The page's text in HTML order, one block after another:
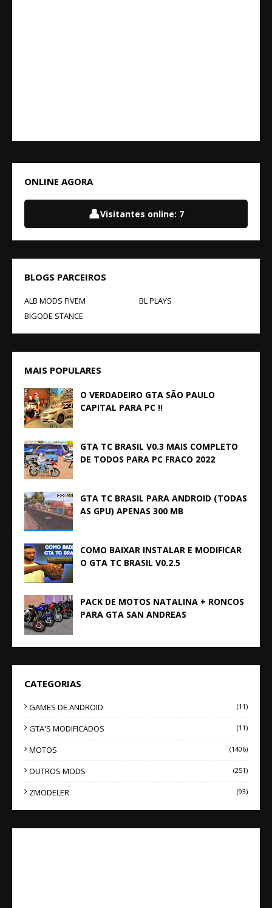
ONLINE AGORA
👤Visitantes online: 7
BLOGS PARCEIROS
ALB MODS FIVEM
BL PLAYS
BIGODE STANCE
MAIS POPULARES
O VERDADEIRO GTA SÃO PAULO
CAPITAL PARA PC !!
GTA TC BRASIL V0.3 MAIS COMPLETO
DE TODOS PARA PC FRACO 2022
GTA TC BRASIL PARA ANDROID (TODAS
AS GPU) APENAS 300 MB
COMO BAIXAR INSTALAR E MODIFICAR
O GTA TC BRASIL V0.2.5
PACK DE MOTOS NATALINA + RONCOS
PARA GTA SAN ANDREAS
CATEGORIAS
GAMES DE ANDROID (11)
GTA'S MODIFICADOS (11)
MOTOS (1406)
OUTROS MODS (251)
ZMODELER (93)